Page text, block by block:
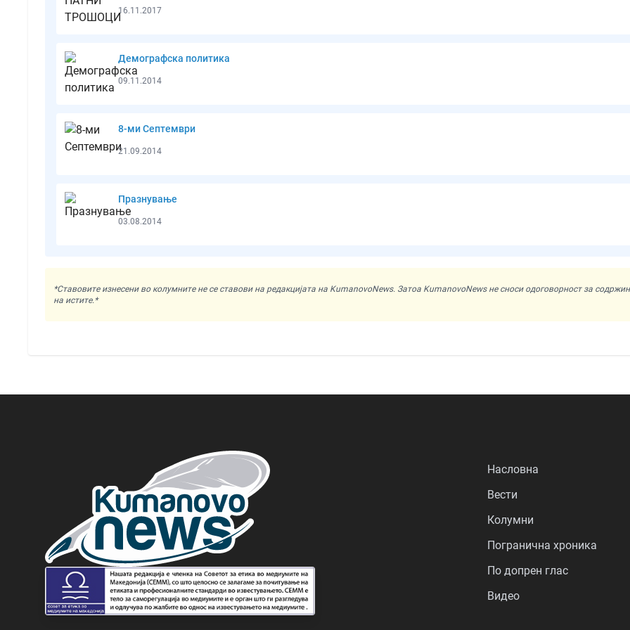
16.11.2017
Демографска политика
09.11.2014
8-ми Септември
21.09.2014
Празнување
03.08.2014
*Ставовите изнесени во колумните не се ставови на редакцијата на KumanovoNews. Затоа KumanovoNews не сноси одоговорност за
на истите.*
Насловна
Вести
Колумни
Погранична хроника
По допрен глас
Видео